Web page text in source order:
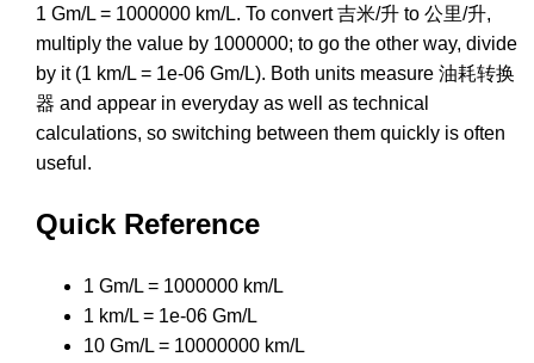
1 Gm/L = 1000000 km/L. To convert 吉米/升 to 公里/升,
multiply the value by 1000000; to go the other way, divide
by it (1 km/L = 1e-06 Gm/L). Both units measure 油耗转换
器 and appear in everyday as well as technical
calculations, so switching between them quickly is often
useful.
Quick Reference
1 Gm/L = 1000000 km/L
1 km/L = 1e-06 Gm/L
10 Gm/L = 10000000 km/L